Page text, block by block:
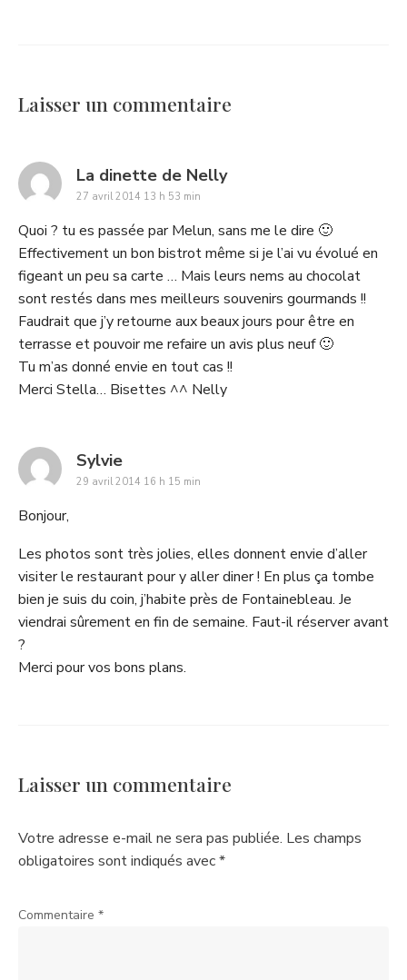
Laisser un commentaire
La dinette de Nellysays:
27 avril 2014 13 h 53 min
Quoi ? tu es passée par Melun, sans me le dire 🙂
Effectivement un bon bistrot même si je l’ai vu évolué en
figeant un peu sa carte … Mais leurs nems au chocolat
sont restés dans mes meilleurs souvenirs gourmands !!
Faudrait que j’y retourne aux beaux jours pour être en
terrasse et pouvoir me refaire un avis plus neuf 🙂
Tu m’as donné envie en tout cas !!
Merci Stella… Bisettes ^^ Nelly
Sylviesays:
29 avril 2014 16 h 15 min
Bonjour,
Les photos sont très jolies, elles donnent envie d’aller
visiter le restaurant pour y aller diner ! En plus ça tombe
bien je suis du coin, j’habite près de Fontainebleau. Je
viendrai sûrement en fin de semaine. Faut-il réserver avant
?
Merci pour vos bons plans.
Laisser un commentaire
Votre adresse e-mail ne sera pas publiée. Les champs
obligatoires sont indiqués avec*
Commentaire *